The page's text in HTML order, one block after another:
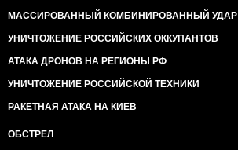
МАССИРОВАННЫЙ КОМБИНИРОВАННЫЙ УДАР
УНИЧТОЖЕНИЕ РОССИЙСКИХ ОККУПАНТОВ
АТАКА ДРОНОВ НА РЕГИОНЫ РФ
УНИЧТОЖЕНИЕ РОССИЙСКОЙ ТЕХНИКИ
РАКЕТНАЯ АТАКА НА КИЕВ
ОБСТРЕЛ